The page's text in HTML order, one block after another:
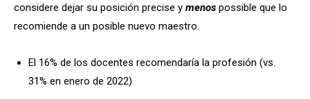
considere dejar su posición precise y menos possible que lo
recomiende a un posible nuevo maestro.
El 16% de los docentes recomendaría la profesión (vs.
31% en enero de 2022)